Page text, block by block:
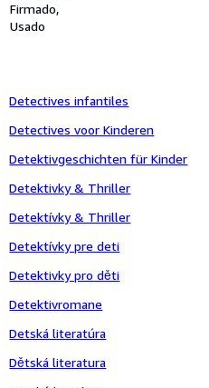
(Autoren- / zusammenhängende
Unterschrift)
Firmado
Usado
Detectives infantiles
Detectives voor Kinderen
Detektivgeschichten für Kinder
Detektivky & Thriller
Detektívky & Thriller
Detektívky pre deti
Detektivky pro děti
Detektivromane
Detská literatúra
Dětská literatura